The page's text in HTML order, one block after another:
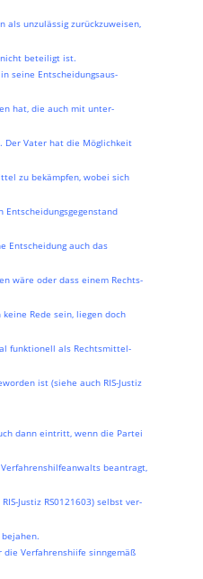
unzulässig zurückzuweisen,
beteiligt ist.
seine Entscheidungsaus-
hat, die auch mit unter-
Der Vater hat die Möglichkeit
zu bekämpfen, wobei sich
Entscheidung auch das
wäre oder dass einem Rechts-
Rede sein, liegen doch
funktionell als Rechtsmittel-
ist (siehe auch RIS-Justiz
dann eintritt, wenn die Partei
beantragt,
Justiz RS0121603) selbst ver-
die Verfahrenshiife sinngemäß